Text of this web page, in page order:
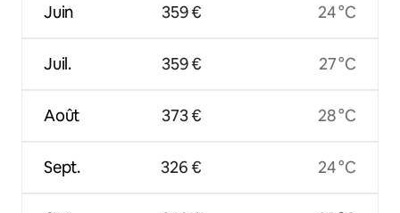
Juin
Juil.
Août
Sept.
359 €
359 €
373 €
326 €
24 °C
27 °C
28 °C
24 °C